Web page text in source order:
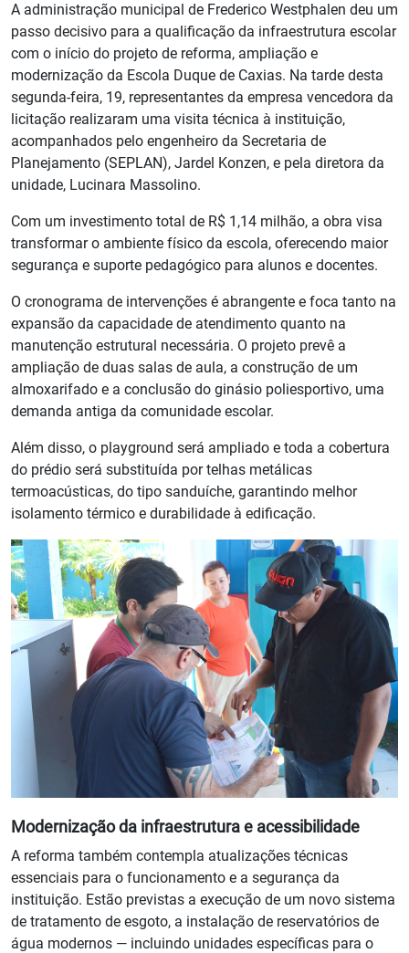
A administração municipal de Frederico Westphalen deu um
passo decisivo para a qualificação da infraestrutura escolar
com o início do projeto de reforma, ampliação e
modernização da Escola Duque de Caxias. Na tarde desta
segunda-feira, 19, representantes da empresa vencedora da
licitação realizaram uma visita técnica à instituição,
acompanhados pelo engenheiro da Secretaria de
Planejamento (SEPLAN), Jardel Konzen, e pela diretora da
unidade, Lucinara Massolino.
Com um investimento total de R$ 1,14 milhão, a obra visa
transformar o ambiente físico da escola, oferecendo maior
segurança e suporte pedagógico para alunos e docentes.
O cronograma de intervenções é abrangente e foca tanto na
expansão da capacidade de atendimento quanto na
manutenção estrutural necessária. O projeto prevê a
ampliação de duas salas de aula, a construção de um
almoxarifado e a conclusão do ginásio poliesportivo, uma
demanda antiga da comunidade escolar.
Além disso, o playground será ampliado e toda a cobertura
do prédio será substituída por telhas metálicas
termoacústicas, do tipo sanduíche, garantindo melhor
isolamento térmico e durabilidade à edificação.
Modernização da infraestrutura e acessibilidade
A reforma também contempla atualizações técnicas
essenciais para o funcionamento e a segurança da
instituição. Estão previstas a execução de um novo sistema
de tratamento de esgoto, a instalação de reservatórios de
água modernos — incluindo unidades específicas para o